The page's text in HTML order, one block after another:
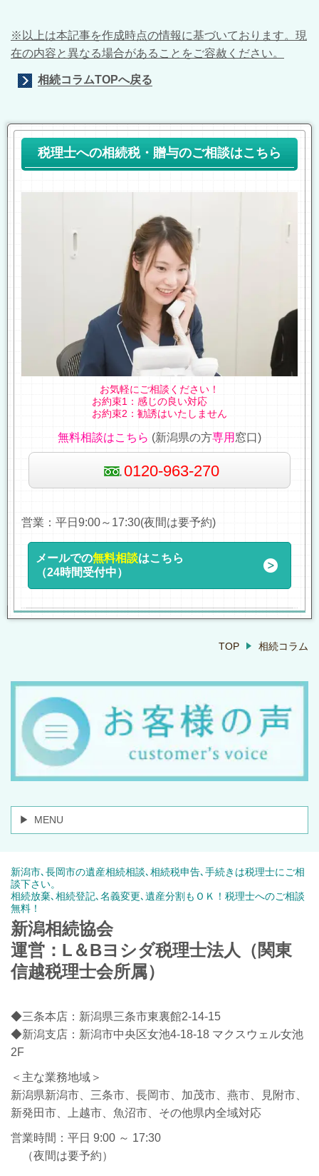
※以上は本記事を作成時点の情報に基づいております。現
在の内容と異なる場合があることをご容赦ください。
相続コラムTOPへ戻る
税理士への相続税・贈与のご相談はこちら
お気軽にご相談ください！
お約束1：感じの良い対応
お約束2：勧誘はいたしません
無料相談はこちら (新潟県の方専用 窓口)
0120-963-270
営業：平日9:00～17:30(夜間は要予約)
メールでの無料相談はこちら
（24時間受付中）
TOP 相続コラム
MENU
新潟市､長岡市の遺産相続相談､相続税申告､手続きは税理士にご相
談下さい。
相続放棄､相続登記､名義変更､遺産分割もＯＫ！税理士へのご相談
無料！
新潟相続協会
運営：L＆Bヨシダ税理士法人（関東
信越税理士会所属）
◆三条本店：新潟県三条市東裏館2-14-15
◆新潟支店：新潟市中央区女池4-18-18 マクスウェル女池
2F
＜主な業務地域＞
新潟県新潟市、三条市、長岡市、加茂市、燕市、見附市、
新発田市、上越市、魚沼市、その他県内全域対応
営業時間：平日 9:00 ～ 17:30
（夜間は要予約）